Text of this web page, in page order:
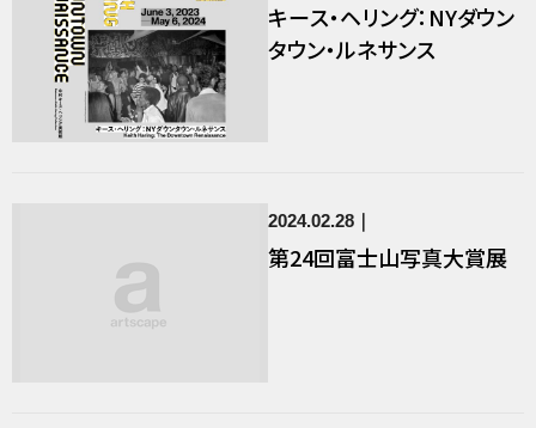
キース・ヘリング：NYダウン
タウン・ルネサンス
2024.02.28
第24回富士山写真大賞展